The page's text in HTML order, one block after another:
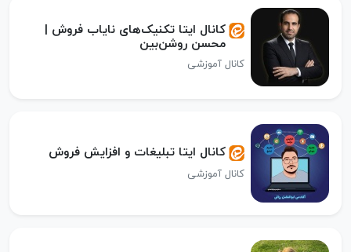
کانال ایتا تکنیک‌های نایاب فروش |
محسن روشن‌بین
کانال آموزشی
کانال ایتا تبلیغات و افزایش فروش
کانال آموزشی